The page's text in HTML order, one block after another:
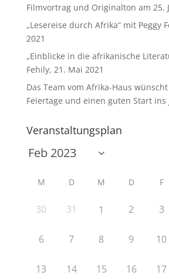
Filmvortrag und Originalton am 25.
„Lesereise durch Afrika“ mit Peggy
2021
„Einblicke in die afrikanische
Fehily, 21. Mai 2021
Das Team vom Afrika-Haus
Feiertage und einen guten Start ins
Veranstaltungsplan
M D M D F
30 31 1 2 3
6 7 8 9 10
13 14 15 16 17